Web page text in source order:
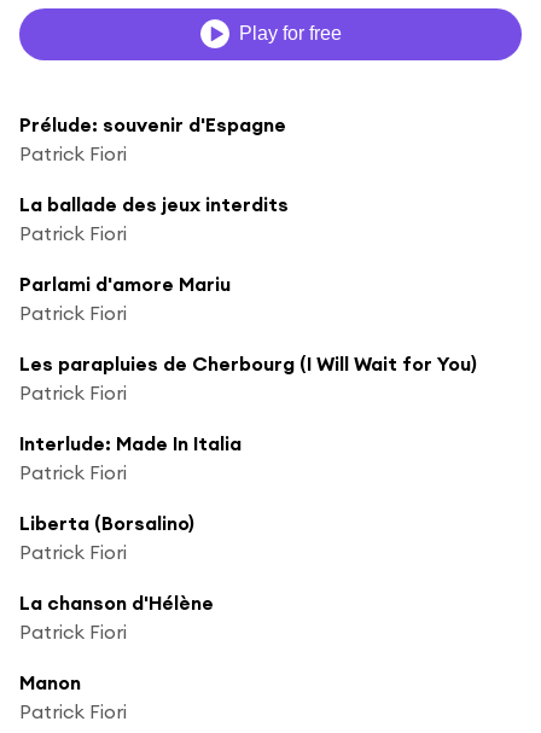
Play for free
Prélude: souvenir d'Espagne
Patrick Fiori
La ballade des jeux interdits
Patrick Fiori
Parlami d'amore Mariu
Patrick Fiori
Les parapluies de Cherbourg (I Will Wait for You)
Patrick Fiori
Interlude: Made In Italia
Patrick Fiori
Liberta (Borsalino)
Patrick Fiori
La chanson d'Hélène
Patrick Fiori
Manon
Patrick Fiori